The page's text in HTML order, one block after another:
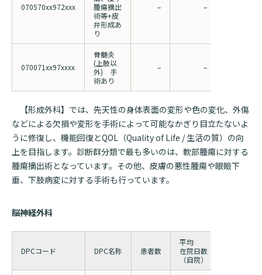
070570xx972xxx
腫瘍摘出
術等+皮
弁形成あ
り
– –
070071xx97xxxx
骨髄炎
(上肢以
外) 手
術あり
– –
【形成外科】では、先天性の身体表面の変形や色の変化、外傷
などによる欠損や変形を手術によって可能なかぎり目立たないよ
うに修復し、機能回復とQOL（Quality of Life / 生活の質）の向
上を目指します。診断群分類で最も多いのは、軟部腫瘍に対する
腫瘍摘出術となっています。その他、皮膚の悪性腫瘍や眼瞼下
垂、下肢病変に対する手術も行っています。
脳神経外科
DPCコード DPC名称 患者数
平均
在院日数
（自院）